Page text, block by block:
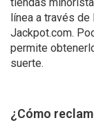
línea a través de
Jackpot.com.
permite
suerte.
¿Cómo